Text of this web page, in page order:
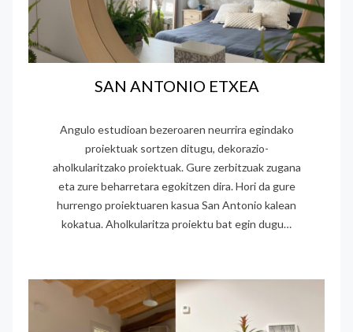
SAN ANTONIO ETXEA
Angulo estudioan bezeroaren neurrira egindako
proiektuak sortzen ditugu, dekorazio-
aholkularitzako proiektuak. Gure zerbitzuak zugana
eta zure beharretara egokitzen dira. Hori da gure
hurrengo proiektuaren kasua San Antonio kalean
kokatua. Aholkularitza proiektu bat egin dugu…